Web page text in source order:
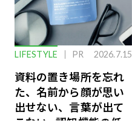
LIFESTYLE PR 2026.7.15
資料の置き場所を忘れ
た、名前から顔が思い
出せない、言葉が出て
こない…認知機能の低